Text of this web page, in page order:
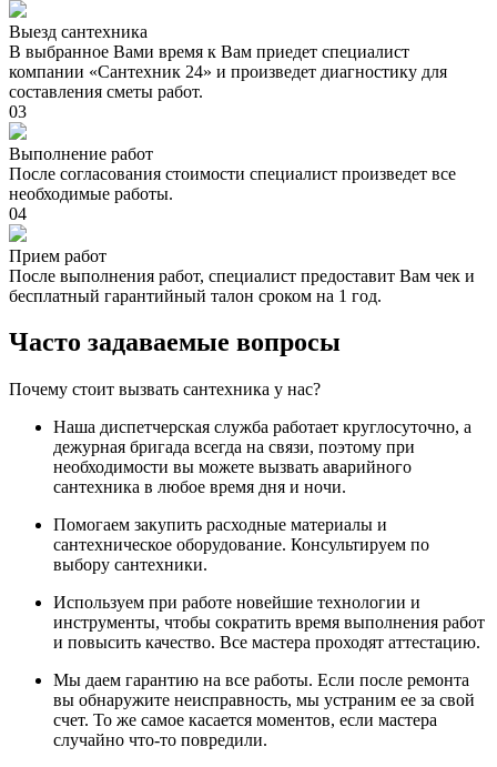
Выезд сантехника
В выбранное Вами время к Вам приедет специалист
компании «Сантехник 24» и произведет диагностику для
составления сметы работ.
03
Выполнение работ
После согласования стоимости специалист произведет все
необходимые работы.
04
Прием работ
После выполнения работ, специалист предоставит Вам чек и
бесплатный гарантийный талон сроком на 1 год.
Часто задаваемые вопросы
Почему стоит вызвать сантехника у нас?
Наша диспетчерская служба работает круглосуточно, а
дежурная бригада всегда на связи, поэтому при
необходимости вы можете вызвать аварийного
сантехника в любое время дня и ночи.
Помогаем закупить расходные материалы и
сантехническое оборудование. Консультируем по
выбору сантехники.
Используем при работе новейшие технологии и
инструменты, чтобы сократить время выполнения работ
и повысить качество. Все мастера проходят аттестацию.
Мы даем гарантию на все работы. Если после ремонта
вы обнаружите неисправность, мы устраним ее за свой
счет. То же самое касается моментов, если мастера
случайно что-то повредили.